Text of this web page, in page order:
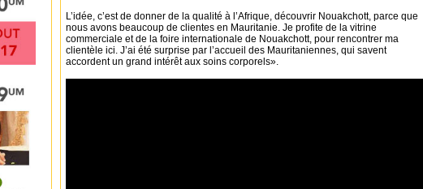
L’idée, c’est de donner de la qualité à l’Afrique, découvrir Nouakchott, parce que
nous avons beaucoup de clientes en Mauritanie. Je profite de la vitrine
commerciale et de la foire internationale de Nouakchott, pour rencontrer ma
clientèle ici. J’ai été surprise par l’accueil des Mauritaniennes, qui savent
accordent un grand intérêt aux soins corporels».